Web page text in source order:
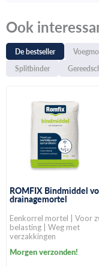
Ook
De bestseller
Splitbinder
ROMFIX Bindmiddel
drainagemortel
Eenkorrel mortel | Voor
belasting | Weg met
verzakkingen
Morgen verzonden!